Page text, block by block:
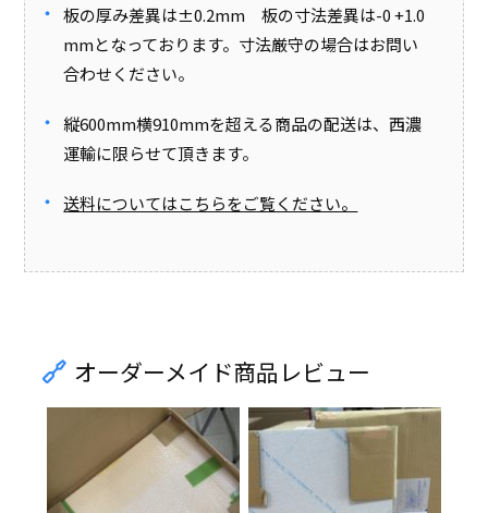
板の厚み差異は±0.2mm 板の寸法差異は-0 +1.0
mmとなっております。寸法厳守の場合はお問い
合わせください。
縦600mm横910mmを超える商品の配送は、西濃
運輸に限らせて頂きます。
送料についてはこちらをご覧ください。
オーダーメイド商品レビュー